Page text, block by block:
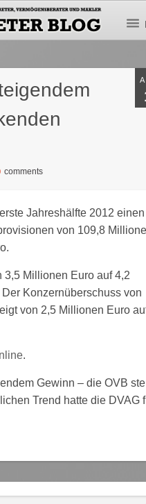
comments
Jahreshälfte 2012 einen
von 109,8
3,5 Millionen Euro auf 4,2
Konzernüberschuss von
von 2,5 Millionen Euro
.
Gewinn – die OVB
Trend hatte die DVAG